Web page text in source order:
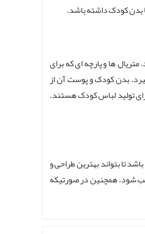
بدن کودک داشته باشد.
ها و پارچه ای که برای
بدن کودک و پوست آن از
تولید لباس کودک هستند.
تا بتواند بهترین طراحی و
شود. همچنین در صورتیکه